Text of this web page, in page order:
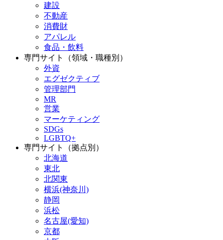
建設
不動産
消費財
アパレル
食品・飲料
専門サイト（領域・職種別）
外資
エグゼクティブ
管理部門
MR
営業
マーケティング
SDGs
LGBTQ+
専門サイト（拠点別）
北海道
東北
北関東
横浜(神奈川)
静岡
浜松
名古屋(愛知)
京都